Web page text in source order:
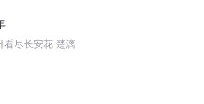
看尽长安花 楚漓